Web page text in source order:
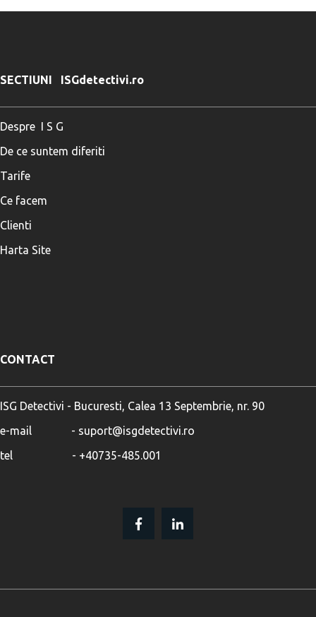
SECTIUNI ISGdetectivi.ro
Despre I S G
De ce suntem diferiti
Tarife
Ce facem
Clienti
Harta Site
CONTACT
ISG Detectivi - Bucuresti, Calea 13 Septembrie, nr. 90
e-mail              - suport@isgdetectivi.ro
tel                     - +40735-485.001